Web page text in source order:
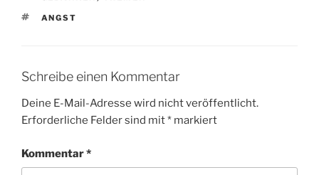
SCHLAGWÖRTER
ANGST
Schreibe einen Kommentar
Deine E-Mail-Adresse wird nicht veröffentlicht.
Erforderliche Felder sind mit* markiert
Kommentar*